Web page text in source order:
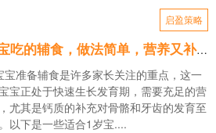
启盈策略
启云配资 适合一岁宝宝吃的辅食，做法简单，营养又补钙_维生素_材料_亮点
宝准备辅食是许多家长关注的重点，这一
宝正处于快速生长发育期，需要充足的营
尤其是钙质的补充对骨骼和牙齿的发育至
以下是一些适合1岁宝....